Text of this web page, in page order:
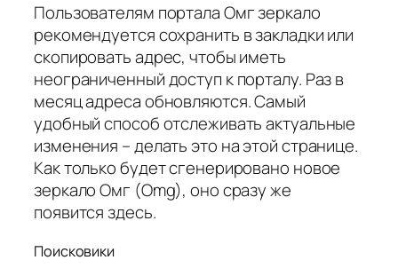
Пользователям портала Омг зеркало
рекомендуется сохранить в закладки или
скопировать адрес, чтобы иметь
неограниченный доступ к порталу. Раз в
месяц адреса обновляются. Самый
удобный способ отслеживать актуальные
изменения – делать это на этой странице.
Как только будет сгенерировано новое
зеркало Омг (Omg), оно сразу же
появится здесь.
Поисковики